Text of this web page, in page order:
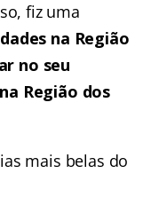
fiz uma
na Região
no seu
Região dos
mais belas do